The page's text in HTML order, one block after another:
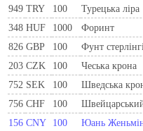
949 TRY 100 Турецька ліра
348 HUF 1000 Форинт
826 GBP 100 Фунт
203 CZK 100 Чеська крона
752 SEK 100 Шведська
756 CHF 100
156 CNY 100 Юань